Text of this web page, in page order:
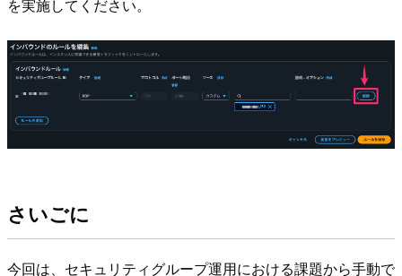
を実施してください。
さいごに
今回は、セキュリティグループ運用における課題から手動で